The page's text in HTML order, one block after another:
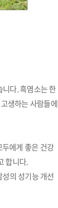
다. 흑염소는 한
생하는 사람들에
에게 좋은 건강
합니다.
의 성기능 개선